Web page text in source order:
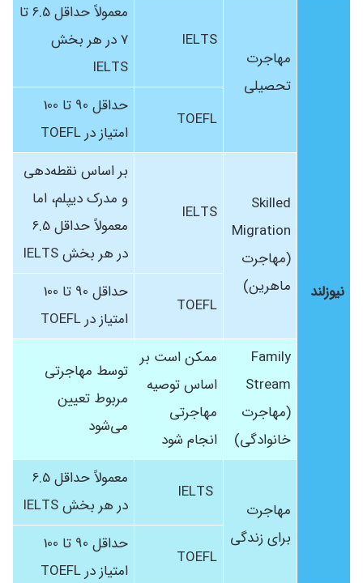
نیوزلند
مهاجرت
تحصیلی
IELTS
معمولاً حداقل 6.5 تا
7 در هر بخش
IELTS
TOEFL
حداقل 90 تا 100
امتیاز در TOEFL
Skilled
Migration
(مهاجرت
ماهرین)
IELTS
بر اساس نقطه‌دهی
و مدرک دیپلم، اما
معمولاً حداقل 6.5
در هر بخش IELTS
TOEFL
حداقل 90 تا 100
امتیاز در TOEFL
Family
Stream
(مهاجرت
خانوادگی)
ممکن است بر
اساس توصیه
مهاجرتی
انجام شود
توسط مهاجرتی
مربوط تعیین
می‌شود
مهاجرت
برای زندگی
معمولاً حداقل 6.5
در هر بخش IELTS
TOEFL
حداقل 90 تا 100
امتیاز در TOEFL